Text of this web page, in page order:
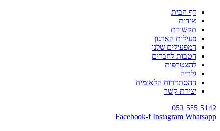
דף הבית
אודות
תקשורת
פעילות הארגון
המפעילים שלנו
הטבות לחברים
להצטרפות
גלריה
ההסתדרות הלאומית
יצירת קשר
053-555-5142
Facebook-f Instagram Whatsapp